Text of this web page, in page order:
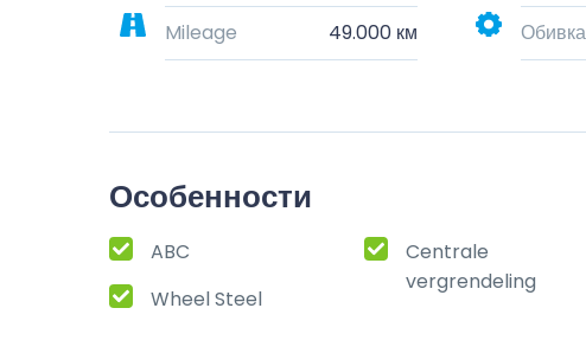
Mileage
49.000 км Обивка
Особенности
ABC
Centrale
vergrendeling
Wheel Steel